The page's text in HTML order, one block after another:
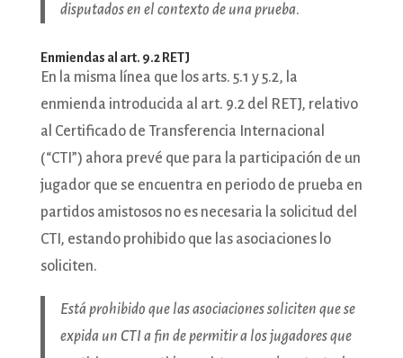
disputados en el contexto de una prueba.
Enmiendas al art. 9.2 RETJ
En la misma línea que los arts. 5.1 y 5.2, la
enmienda introducida al art. 9.2 del RETJ, relativo
al Certificado de Transferencia Internacional
(“CTI”) ahora prevé que para la participación de un
jugador que se encuentra en periodo de prueba en
partidos amistosos no es necesaria la solicitud del
CTI, estando prohibido que las asociaciones lo
soliciten.
Está prohibido que las asociaciones soliciten que se
expida un CTI a fin de permitir a los jugadores que